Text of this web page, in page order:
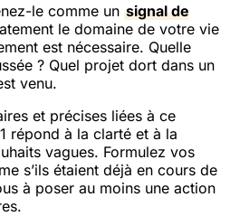
le comme un signal de
le domaine de votre vie
est nécessaire. Quelle
? Quel projet dort dans un
venu.
et précises liées à ce
répond à la clarté et à la
vagues. Formulez vos
s’ils étaient déjà en cours de
à poser au moins une action